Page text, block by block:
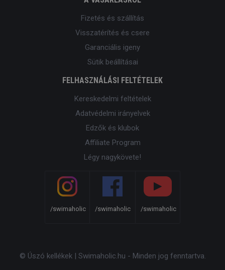
Fizetés és szállítás
Visszatérítés és csere
Garanciális igeny
Sütik beállításai
FELHASZNÁLÁSI FELTÉTELEK
Kereskedelmi feltételek
Adatvédelmi irányelvek
Edzők és klubok
Affiliate Program
Légy nagykövete!
/swimaholic /swimaholic /swimaholic
© Úszó kellékek | Swimaholic.hu - Minden jog fenntartva.